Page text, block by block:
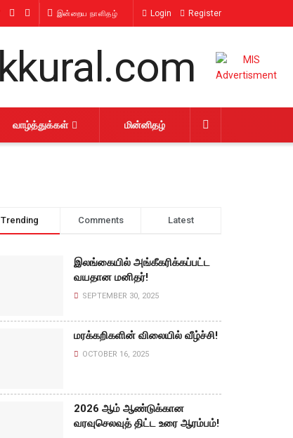
இன்றைய நாளிதழ் Login Register
வாழ்த்துக்கள் மின்னிதழ்
Trending Comments Latest
இலங்கையில் அங்கீகரிக்கப்பட்ட
வயதான மனிதர்!
SEPTEMBER 30, 2025
மரக்கறிகளின் விலையில் வீழ்ச்சி!
OCTOBER 16, 2025
2026 ஆம் ஆண்டுக்கான
வரவுசெலவுத் திட்ட உரை ஆரம்பம்!